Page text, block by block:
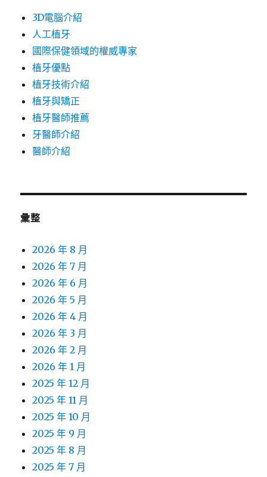
3D電腦介紹
人工植牙
國際保健領域的權威專家
植牙優點
植牙技術介紹
植牙與矯正
植牙醫師推薦
牙醫師介紹
醫師介紹
彙整
2026 年 8 月
2026 年 7 月
2026 年 6 月
2026 年 5 月
2026 年 4 月
2026 年 3 月
2026 年 2 月
2026 年 1 月
2025 年 12 月
2025 年 11 月
2025 年 10 月
2025 年 9 月
2025 年 8 月
2025 年 7 月